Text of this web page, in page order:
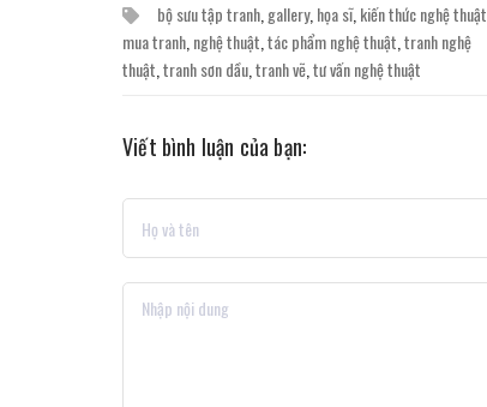
bộ sưu tập tranh,gallery,họa sĩ,kiến thức nghệ thuật
mua tranh,nghệ thuật,tác phẩm nghệ thuật,tranh nghệ
thuật,tranh sơn dầu,tranh vẽ,tư vấn nghệ thuật
Viết bình luận của bạn: